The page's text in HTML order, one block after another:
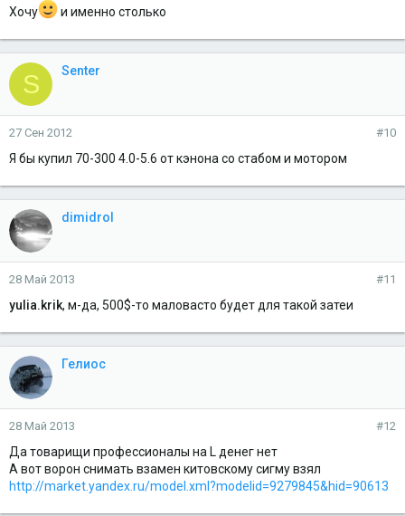
Хочу и именно столько
S Senter
27 Сен 2012 #10
Я бы купил 70-300 4.0-5.6 от кэнона со стабом и мотором
dimidrol
28 Май 2013 #11
yulia.krik, м-да, 500$-то маловасто будет для такой затеи
Гелиос
28 Май 2013 #12
Да товарищи профессионалы на L денег нет
А вот ворон снимать взамен китовскому сигму взял
http://market.yandex.ru/model.xml?modelid=9279845&hid=90613